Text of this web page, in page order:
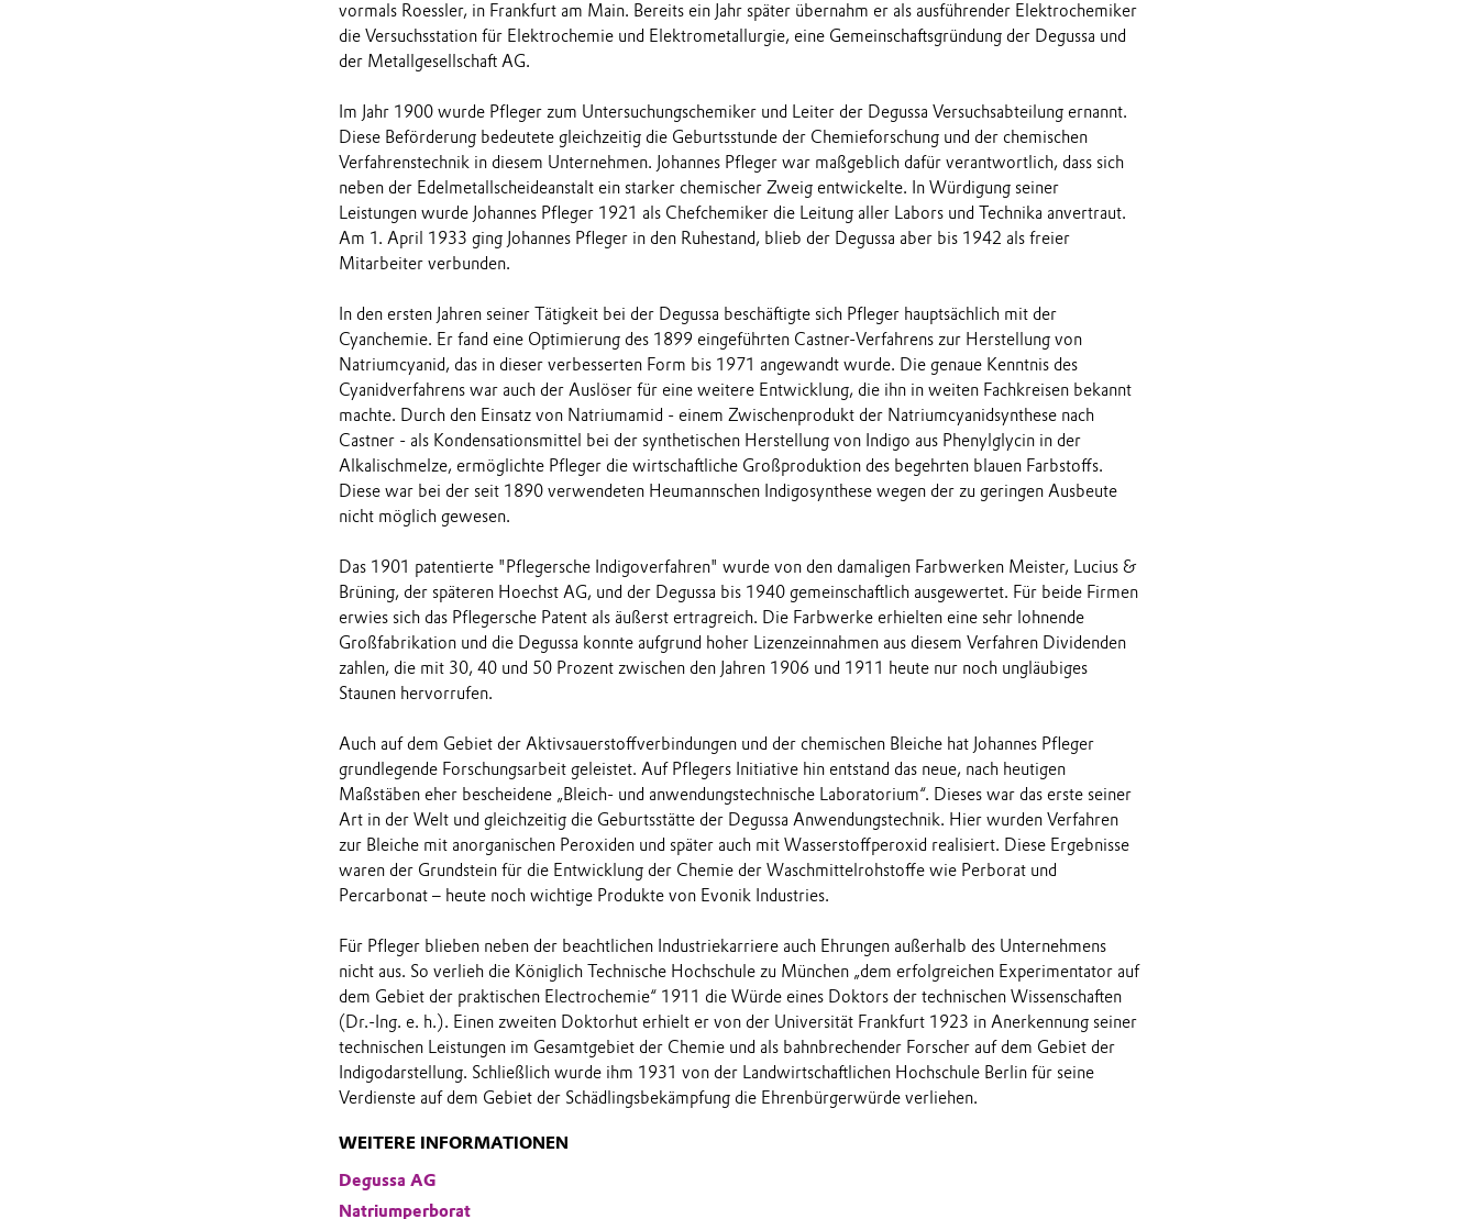
vormals Roessler, in Frankfurt am Main. Bereits ein Jahr später übernahm er als ausführender Elektrochemiker
die Versuchsstation für Elektrochemie und Elektrometallurgie, eine Gemeinschaftsgründung der Degussa und
der Metallgesellschaft AG.
Im Jahr 1900 wurde Pfleger zum Untersuchungschemiker und Leiter der Degussa Versuchsabteilung ernannt.
Diese Beförderung bedeutete gleichzeitig die Geburtsstunde der Chemieforschung und der chemischen
Verfahrenstechnik in diesem Unternehmen. Johannes Pfleger war maßgeblich dafür verantwortlich, dass sich
neben der Edelmetallscheideanstalt ein starker chemischer Zweig entwickelte. In Würdigung seiner
Leistungen wurde Johannes Pfleger 1921 als Chefchemiker die Leitung aller Labors und Technika anvertraut.
Am 1. April 1933 ging Johannes Pfleger in den Ruhestand, blieb der Degussa aber bis 1942 als freier
Mitarbeiter verbunden.
In den ersten Jahren seiner Tätigkeit bei der Degussa beschäftigte sich Pfleger hauptsächlich mit der
Cyanchemie. Er fand eine Optimierung des 1899 eingeführten Castner-Verfahrens zur Herstellung von
Natriumcyanid, das in dieser verbesserten Form bis 1971 angewandt wurde. Die genaue Kenntnis des
Cyanidverfahrens war auch der Auslöser für eine weitere Entwicklung, die ihn in weiten Fachkreisen bekannt
machte. Durch den Einsatz von Natriumamid - einem Zwischenprodukt der Natriumcyanidsynthese nach
Castner - als Kondensationsmittel bei der synthetischen Herstellung von Indigo aus Phenylglycin in der
Alkalischmelze, ermöglichte Pfleger die wirtschaftliche Großproduktion des begehrten blauen Farbstoffs.
Diese war bei der seit 1890 verwendeten Heumannschen Indigosynthese wegen der zu geringen Ausbeute
nicht möglich gewesen.
Das 1901 patentierte "Pflegersche Indigoverfahren" wurde von den damaligen Farbwerken Meister, Lucius &
Brüning, der späteren Hoechst AG, und der Degussa bis 1940 gemeinschaftlich ausgewertet. Für beide Firmen
erwies sich das Pflegersche Patent als äußerst ertragreich. Die Farbwerke erhielten eine sehr lohnende
Großfabrikation und die Degussa konnte aufgrund hoher Lizenzeinnahmen aus diesem Verfahren Dividenden
zahlen, die mit 30, 40 und 50 Prozent zwischen den Jahren 1906 und 1911 heute nur noch ungläubiges
Staunen hervorrufen.
Auch auf dem Gebiet der Aktivsauerstoffverbindungen und der chemischen Bleiche hat Johannes Pfleger
grundlegende Forschungsarbeit geleistet. Auf Pflegers Initiative hin entstand das neue, nach heutigen
Maßstäben eher bescheidene „Bleich- und anwendungstechnische Laboratorium“. Dieses war das erste seiner
Art in der Welt und gleichzeitig die Geburtsstätte der Degussa Anwendungstechnik. Hier wurden Verfahren
zur Bleiche mit anorganischen Peroxiden und später auch mit Wasserstoffperoxid realisiert. Diese Ergebnisse
waren der Grundstein für die Entwicklung der Chemie der Waschmittelrohstoffe wie Perborat und
Percarbonat – heute noch wichtige Produkte von Evonik Industries.
Für Pfleger blieben neben der beachtlichen Industriekarriere auch Ehrungen außerhalb des Unternehmens
nicht aus. So verlieh die Königlich Technische Hochschule zu München „dem erfolgreichen Experimentator auf
dem Gebiet der praktischen Electrochemie“ 1911 die Würde eines Doktors der technischen Wissenschaften
(Dr.-Ing. e. h.). Einen zweiten Doktorhut erhielt er von der Universität Frankfurt 1923 in Anerkennung seiner
technischen Leistungen im Gesamtgebiet der Chemie und als bahnbrechender Forscher auf dem Gebiet der
Indigodarstellung. Schließlich wurde ihm 1931 von der Landwirtschaftlichen Hochschule Berlin für seine
Verdienste auf dem Gebiet der Schädlingsbekämpfung die Ehrenbürgerwürde verliehen.
WEITERE INFORMATIONEN
Degussa AG
Natriumperborat